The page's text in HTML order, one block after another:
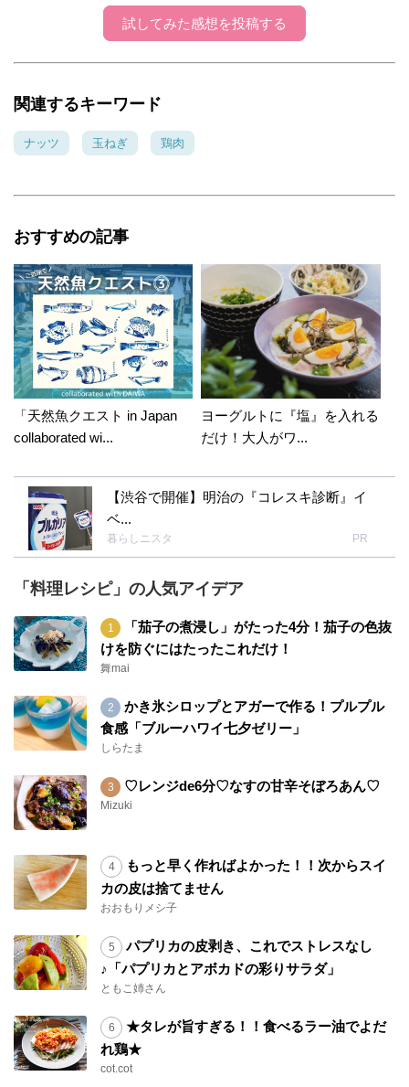
試してみた感想を投稿する
関連するキーワード
ナッツ 玉ねぎ 鶏肉
おすすめの記事
「天然魚クエスト in Japan
collaborated wi...
ヨーグルトに『塩』を入れる
だけ！大人がワ...
【渋谷で開催】明治の『コレスキ診断』イ
ベ...
暮らしニスタ PR
「料理レシピ」の人気アイデア
「茄子の煮浸し」がたった4分！茄子の色抜
けを防ぐにはたったこれだけ！
舞mai
かき氷シロップとアガーで作る！プルプル
食感「ブルーハワイ七夕ゼリー」
しらたま
♡レンジde6分♡なすの甘辛そぼろあん♡
Mizuki
もっと早く作ればよかった！！次からスイ
カの皮は捨てません
おおもりメシ子
パプリカの皮剥き、これでストレスなし
♪「パプリカとアボカドの彩りサラダ」
ともこ姉さん
★タレが旨すぎる！！食べるラー油でよだ
れ鶏★
cot.cot